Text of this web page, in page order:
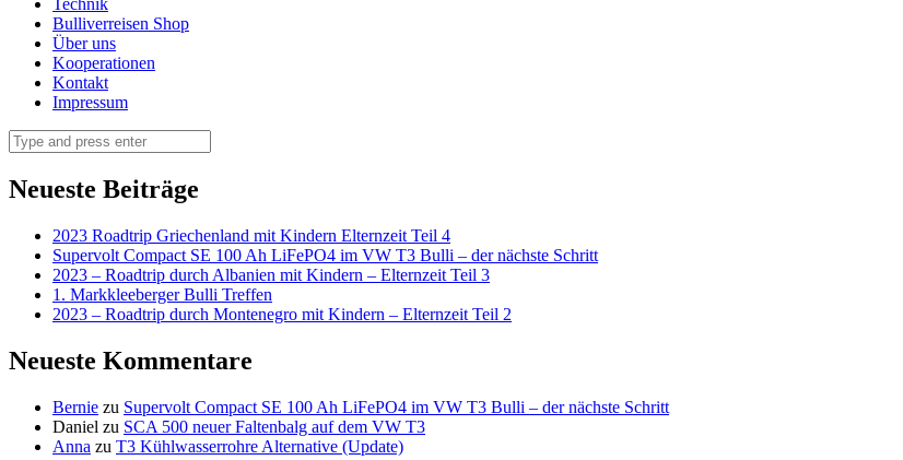
BULLI
VERREISEN
Reiseblog
BULLI
VERREISEN
Technik
Bulliverreisen Shop
Über uns
Kooperationen
Kontakt
Impressum
Search
Neueste Beiträge
2023 Roadtrip Griechenland mit Kindern Elternzeit Teil 4
Supervolt Compact SE 100 Ah LiFePO4 im VW T3 Bulli – der nächste Schritt
2023 – Roadtrip durch Albanien mit Kindern – Elternzeit Teil 3
1. Markkleeberger Bulli Treffen
2023 – Roadtrip durch Montenegro mit Kindern – Elternzeit Teil 2
Neueste Kommentare
Bernie zu Supervolt Compact SE 100 Ah LiFePO4 im VW T3 Bulli – der nächste Schritt
Daniel zu SCA 500 neuer Faltenbalg auf dem VW T3
Anna zu T3 Kühlwasserrohre Alternative (Update)